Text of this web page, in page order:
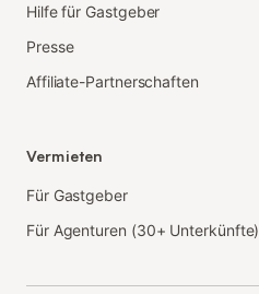
Hilfe für Gastgeber
Presse
Affiliate-Partnerschaften
Vermieten
Für Gastgeber
Für Agenturen (30+ Unterkünfte)